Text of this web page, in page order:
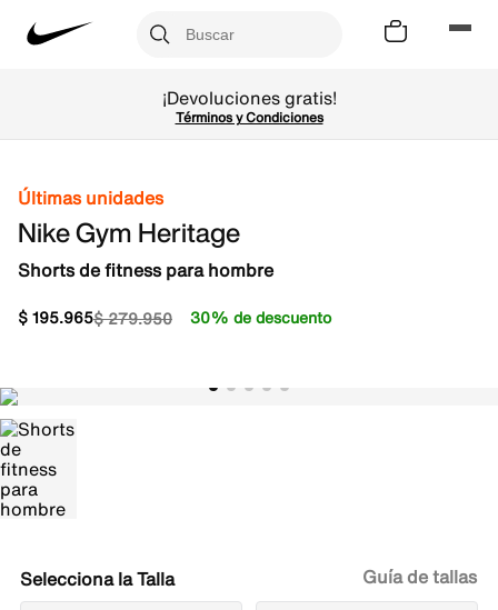
¡Devoluciones gratis!
Términos y Condiciones
Últimas unidades
Nike Gym Heritage
Shorts de fitness para hombre
$279.950
$195.965 30% de descuento
Talla Guía de tallas